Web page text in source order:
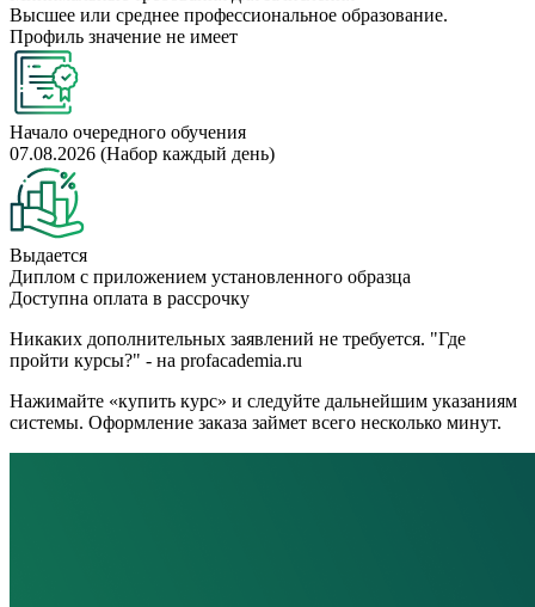
Высшее или среднее профессиональное образование.
Профиль значение не имеет
Начало очередного обучения
07.08.2026 (Набор каждый день)
Выдается
Диплом с приложением установленного образца
Доступна оплата в рассрочку
Никаких дополнительных заявлений не требуется. "Где
пройти курсы?" - на profacademia.ru
Нажимайте «купить курс» и следуйте дальнейшим указаниям
системы. Оформление заказа займет всего несколько минут.